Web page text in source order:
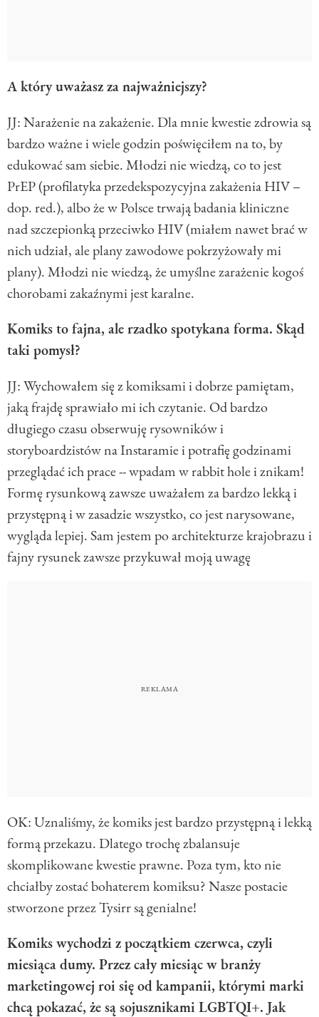
A który uważasz za najważniejszy?
JJ: Narażenie na zakażenie. Dla mnie kwestie zdrowia są
bardzo ważne i wiele godzin poświęciłem na to, by
edukować sam siebie. Młodzi nie wiedzą, co to jest
PrEP (profilatyka przedekspozycyjna zakażenia HIV –
dop. red.), albo że w Polsce trwają badania kliniczne
nad szczepionką przeciwko HIV (miałem nawet brać w
nich udział, ale plany zawodowe pokrzyżowały mi
plany). Młodzi nie wiedzą, że umyślne zarażenie kogoś
chorobami zakaźnymi jest karalne.
Komiks to fajna, ale rzadko spotykana forma. Skąd
taki pomysł?
JJ: Wychowałem się z komiksami i dobrze pamiętam,
jaką frajdę sprawiało mi ich czytanie. Od bardzo
długiego czasu obserwuję rysowników i
storyboardzistów na Instaramie i potrafię godzinami
przeglądać ich prace -- wpadam w rabbit hole i znikam!
Formę rysunkową zawsze uważałem za bardzo lekką i
przystępną i w zasadzie wszystko, co jest narysowane,
wygląda lepiej. Sam jestem po architekturze krajobrazu i
fajny rysunek zawsze przykuwał moją uwagę
OK: Uznaliśmy, że komiks jest bardzo przystępną i lekką
formą przekazu. Dlatego trochę zbalansuje
skomplikowane kwestie prawne. Poza tym, kto nie
chciałby zostać bohaterem komiksu? Nasze postacie
stworzone przez Tysirr są genialne!
Komiks wychodzi z początkiem czerwca, czyli
miesiąca dumy. Przez cały miesiąc w branży
marketingowej roi się od kampanii, którymi marki
chcą pokazać, że są sojusznikami LGBTQI+. Jak